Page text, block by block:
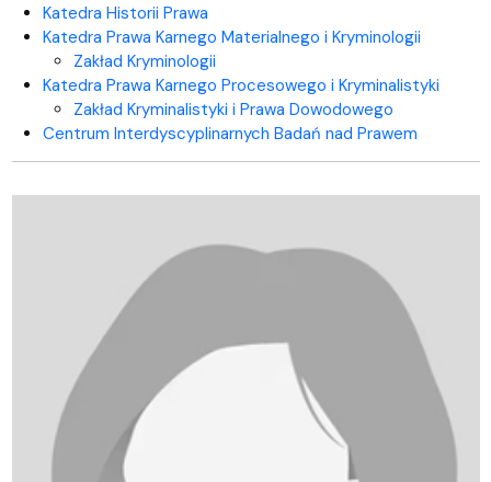
Katedra Historii Prawa
Katedra Prawa Karnego Materialnego i Kryminologii
Zakład Kryminologii
Katedra Prawa Karnego Procesowego i Kryminalistyki
Zakład Kryminalistyki i Prawa Dowodowego
Centrum Interdyscyplinarnych Badań nad Prawem